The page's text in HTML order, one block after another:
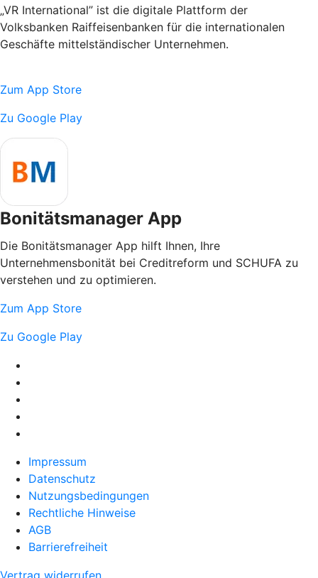
„VR International” ist die digitale Plattform der
Volksbanken Raiffeisenbanken für die internationalen
Geschäfte mittelständischer Unternehmen.
Zum App Store
Zu Google Play
Bonitätsmanager App
Die Bonitätsmanager App hilft Ihnen, Ihre
Unternehmensbonität bei Creditreform und SCHUFA zu
verstehen und zu optimieren.
Zum App Store
Zu Google Play
Impressum
Datenschutz
Nutzungsbedingungen
Rechtliche Hinweise
AGB
Barrierefreiheit
Vertrag widerrufen